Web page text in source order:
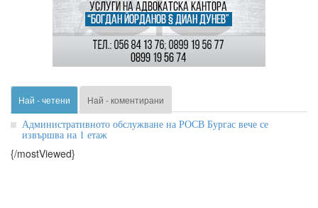
Най - четени Най - коментирани
Административното обслужване на РОСВ Бургас вече се
извършва на 1 етаж
{/mostViewed}